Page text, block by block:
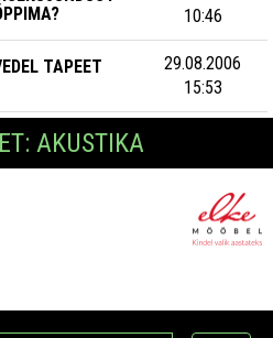
10:46
TAPEET
29.08.2006
15:53
AKUSTIKA